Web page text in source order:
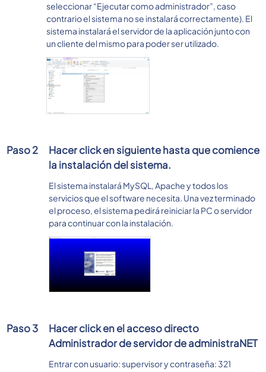
seleccionar “Ejecutar como administrador”, caso
contrario el sistema no se instalará correctamente). El
sistema instalará el servidor de la aplicación junto con
un cliente del mismo para poder ser utilizado.
Paso 2
Hacer click en siguiente hasta que comience
la instalación del sistema.
El sistema instalará MySQL, Apache y todos los
servicios que el software necesita. Una vez terminado
el proceso, el sistema pedirá reiniciar la PC o servidor
para continuar con la instalación.
Paso 3
Hacer click en el acceso directo
Administrador de servidor de administraNET
Entrar con usuario: supervisor y contraseña: 321